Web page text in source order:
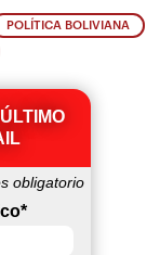
POLÍTICA BOLIVIANA
obligatorio
*